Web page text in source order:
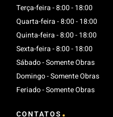
Terça-feira - 8:00 - 18:00
Quarta-feira - 8:00 - 18:00
Quinta-feira - 8:00 - 18:00
Sexta-feira - 8:00 - 18:00
Sábado - Somente Obras
Domingo - Somente Obras
Feriado - Somente Obras
CONTATOS .